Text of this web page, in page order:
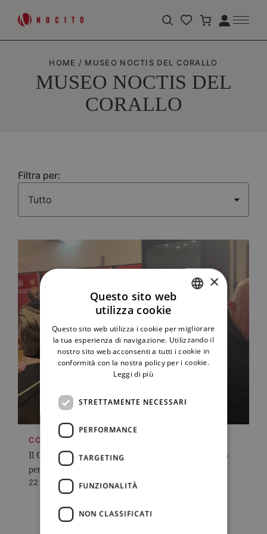
la
di
HOME / MUSEO NOCTIS DEL CORALLO
MUSEO NOCTIS DEL
CORALLO
Filtra per:
COMUNICAZIONI
Il Corallo di Sciacca brilla fino a fine anno: prorogata
per lo...
22 Febbraio 2026
ENGLISH
×
Questo sito web
utilizza cookie
Questo sito web utilizza i cookie per migliorare
la tua esperienza di navigazione. Utilizzando il
nostro sito web acconsenti a tutti i cookie in
conformità con la nostra policy per i cookie.
Leggi di più
STRETTAMENTE NECESSARI
PERFORMANCE
TARGETING
FUNZIONALITÀ
NON CLASSIFICATI